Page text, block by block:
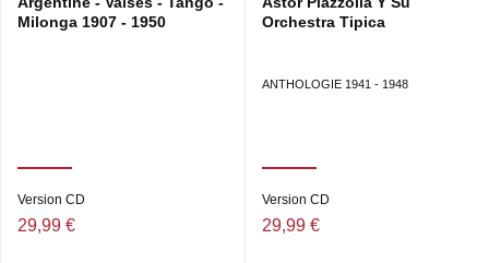
Milonga 1907 - 1950
Version CD
29,99 €
Orchestra Tipica
ANTHOLOGIE 1941 - 1948
Version CD
29,99 €